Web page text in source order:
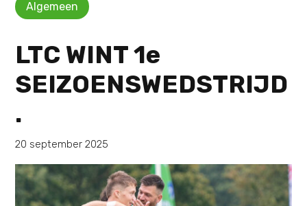
Algemeen
LTC WINT 1e
SEIZOENSWEDSTRIJD
.
20 september 2025